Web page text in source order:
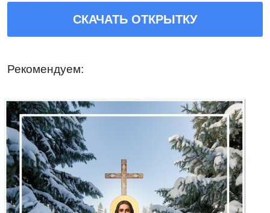
СКАЧАТЬ ОТКРЫТКУ
Рекомендуем: